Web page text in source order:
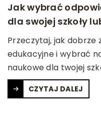
Jak wybrać
dla swojej szkoły
Przeczytaj, jak
edukacyjne i wybrać
naukowe dla twojej
CZYTAJ DALEJ